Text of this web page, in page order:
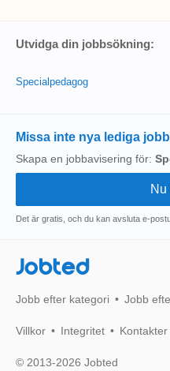
Utvidga din jobbsökning:
Specialpedagog
Missa inte nya lediga
Skapa en jobbavisering för:
Det är gratis, och du kan avsluta e-
Jobted
Jobb efter kategori Jobb
Villkor Integritet Kontakter
© 2013-2026 Jobted